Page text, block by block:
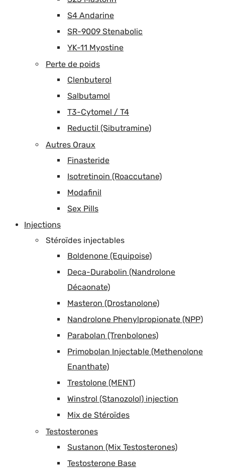
S4 Andarine
SR-9009 Stenabolic
YK-11 Myostine
Perte de poids
Clenbuterol
Salbutamol
T3-Cytomel / T4
Reductil (Sibutramine)
Autres Oraux
Finasteride
Isotretinoin (Roaccutane)
Modafinil
Sex Pills
Injections
Stéroïdes injectables
Boldenone (Equipoise)
Deca-Durabolin (Nandrolone
Décaonate)
Masteron (Drostanolone)
Nandrolone Phenylpropionate (NPP)
Parabolan (Trenbolones)
Primobolan Injectable (Methenolone
Enanthate)
Trestolone (MENT)
Winstrol (Stanozolol) injection
Mix de Stéroïdes
Testosterones
Sustanon (Mix Testosterones)
Testosterone Base